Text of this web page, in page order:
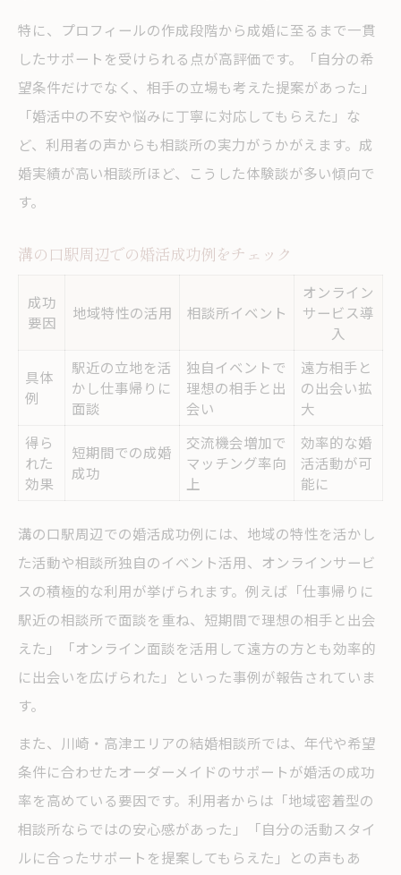
特に、プロフィールの作成段階から成婚に至るまで一貫
したサポートを受けられる点が高評価です。「自分の希
望条件だけでなく、相手の立場も考えた提案があった」
「婚活中の不安や悩みに丁寧に対応してもらえた」な
ど、利用者の声からも相談所の実力がうかがえます。成
婚実績が高い相談所ほど、こうした体験談が多い傾向で
す。
溝の口駅周辺での婚活成功例をチェック
成功
要因
地域特性の活用 相談所イベント
オンライン
サービス導
入
具体
例
駅近の立地を活
かし仕事帰りに
面談
独自イベントで
理想の相手と出
会い
遠方相手と
の出会い拡
大
得ら
れた
効果
短期間での成婚
成功
交流機会増加で
マッチング率向
上
効率的な婚
活活動が可
能に
溝の口駅周辺での婚活成功例には、地域の特性を活かし
た活動や相談所独自のイベント活用、オンラインサービ
スの積極的な利用が挙げられます。例えば「仕事帰りに
駅近の相談所で面談を重ね、短期間で理想の相手と出会
えた」「オンライン面談を活用して遠方の方とも効率的
に出会いを広げられた」といった事例が報告されていま
す。
また、川崎・高津エリアの結婚相談所では、年代や希望
条件に合わせたオーダーメイドのサポートが婚活の成功
率を高めている要因です。利用者からは「地域密着型の
相談所ならではの安心感があった」「自分の活動スタイ
ルに合ったサポートを提案してもらえた」との声もあ